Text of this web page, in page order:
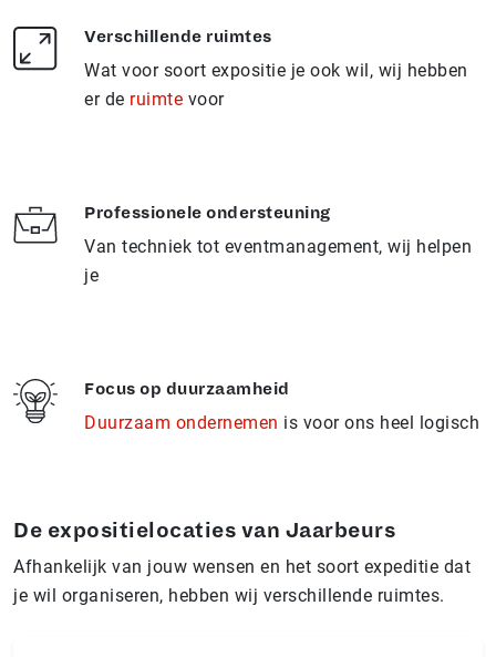
Verschillende ruimtes
Wat voor soort expositie je ook wil, wij hebben
er de ruimte voor
Professionele ondersteuning
Van techniek tot eventmanagement, wij helpen
je
Focus op duurzaamheid
Duurzaam ondernemen is voor ons heel logisch
De expositielocaties van Jaarbeurs
Afhankelijk van jouw wensen en het soort expeditie dat
je wil organiseren, hebben wij verschillende ruimtes.